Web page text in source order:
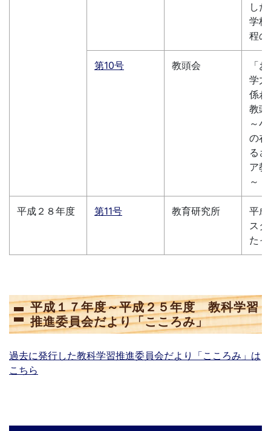
し
学校
程の
第10号 教頭会
「
学力
係わ
教頭
～
の在
る
ア
～
平成２８年度 第11号 教育研究所
平成
ス
た
平成１７年度～平成２５年度 教科学習
推進委員会だより「こころみ」
過去に発行した教科学習推進委員会だより「こころみ」は
こちら